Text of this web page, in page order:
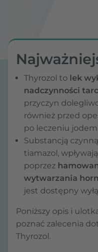
Thyrozol to lek
nadczynności
przyczyn
również przed
po leczeniu
Substancją
tiamazol,
poprzez
wytwarzania
jest dostępny
Poniższy opis i
poznać zalecenia
Thyrozol.